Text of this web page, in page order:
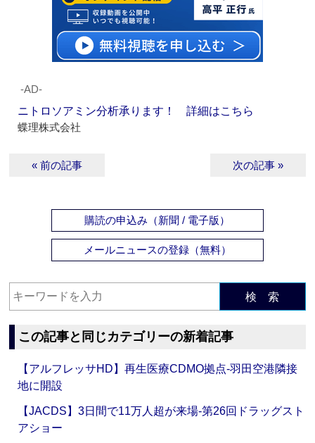
‐AD‐
ニトロソアミン分析承ります！ 詳細はこちら
蝶理株式会社
« 前の記事 次の記事 »
購読の申込み（新聞 / 電子版）
メールニュースの登録（無料）
検 索
この記事と同じカテゴリーの新着記事
【アルフレッサHD】再生医療CDMO拠点‐羽田空港隣接
地に開設
【JACDS】3日間で11万人超が来場‐第26回ドラッグスト
アショー